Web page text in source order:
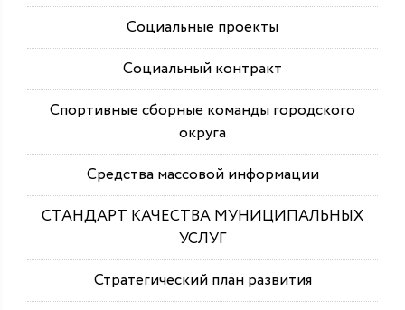
Социальные проекты
Социальный контракт
Спортивные сборные команды городского
округа
Средства массовой информации
СТАНДАРТ КАЧЕСТВА МУНИЦИПАЛЬНЫХ
УСЛУГ
Стратегический план развития